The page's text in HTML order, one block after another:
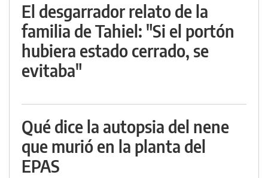
El desgarrador relato de la
familia de Tahiel: "Si el portón
hubiera estado cerrado, se
evitaba"
Qué dice la autopsia del nene
que murió en la planta del
EPAS